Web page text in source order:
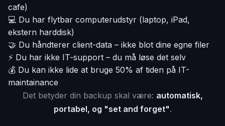
cafe)
💻 Du har flytbar computerudstyr (laptop, iPad,
ekstern harddisk)
🤝 Du håndterer client-data – ikke blot dine egne filer
⚡ Du har ikke IT-support – du må løse det selv
💰 Du kan ikke lide at bruge 50% af tiden på IT-
maintainance
Det betyder din backup skal være: automatisk,
portabel, og "set and forget".